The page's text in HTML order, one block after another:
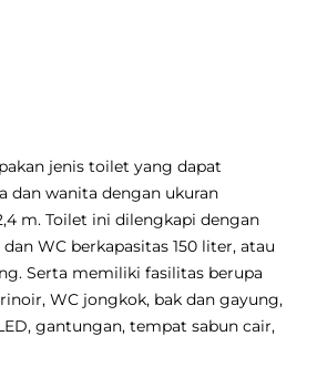
jenis toilet yang dapat
dan wanita dengan ukuran
m. Toilet ini dilengkapi dengan
WC berkapasitas 150 liter, atau
Serta memiliki fasilitas berupa
WC jongkok, bak dan gayung,
gantungan, tempat sabun cair,